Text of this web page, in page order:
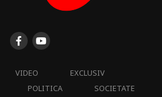
VIDEO
EXCLUSIV
POLITICA
SOCIETATE